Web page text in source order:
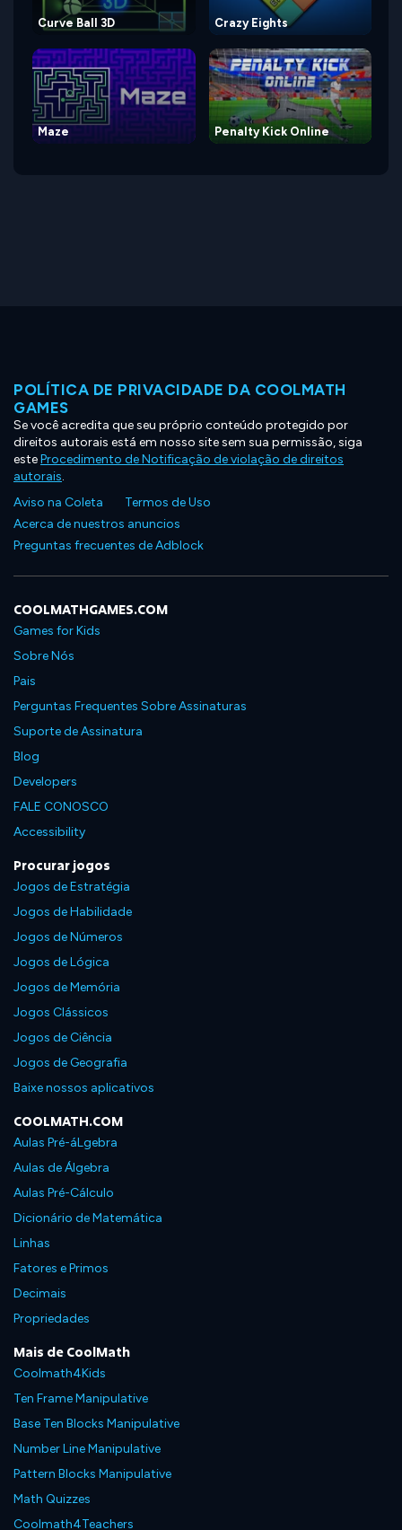
Curve Ball 3D Crazy Eights
Maze Penalty Kick Online
POLÍTICA DE PRIVACIDADE DA COOLMATH
GAMES
Se você acredita que seu próprio conteúdo protegido por
direitos autorais está em nosso site sem sua permissão, siga
esteProcedimento de Notificação de violação de direitos
autorais.
Aviso na Coleta
Termos de Uso
Acerca de nuestros anuncios
Preguntas frecuentes de Adblock
COOLMATHGAMES.COM
Games for Kids
Sobre Nós
Pais
Perguntas Frequentes Sobre Assinaturas
Suporte de Assinatura
Blog
Developers
FALE CONOSCO
Accessibility
Procurar jogos
Jogos de Estratégia
Jogos de Habilidade
Jogos de Números
Jogos de Lógica
Jogos de Memória
Jogos Clássicos
Jogos de Ciência
Jogos de Geografia
Baixe nossos aplicativos
COOLMATH.COM
Aulas Pré-áLgebra
Aulas de Álgebra
Aulas Pré-Cálculo
Dicionário de Matemática
Linhas
Fatores e Primos
Decimais
Propriedades
Mais de CoolMath
Coolmath4Kids
Ten Frame Manipulative
Base Ten Blocks Manipulative
Number Line Manipulative
Pattern Blocks Manipulative
Math Quizzes
Coolmath4Teachers